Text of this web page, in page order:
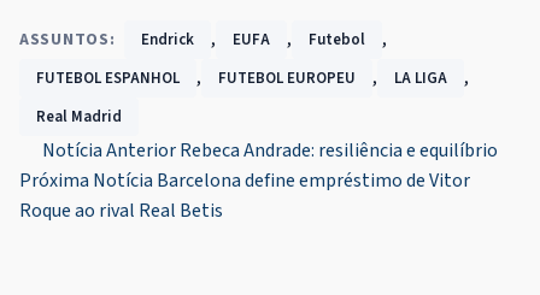
ASSUNTOS: Endrick , EUFA , Futebol ,
FUTEBOL ESPANHOL , FUTEBOL EUROPEU , LA LIGA ,
Real Madrid
Navegação
de
Notícia AnteriorRebeca Andrade: resiliência e equilíbrio
Próxima Notícia Barcelona define empréstimo de Vitor
Roque ao rival Real Betis